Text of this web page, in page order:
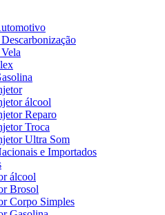
álcool
Reparo
Troca
Ultra Som
e Importados
álcool
Brosol
Corpo Simples